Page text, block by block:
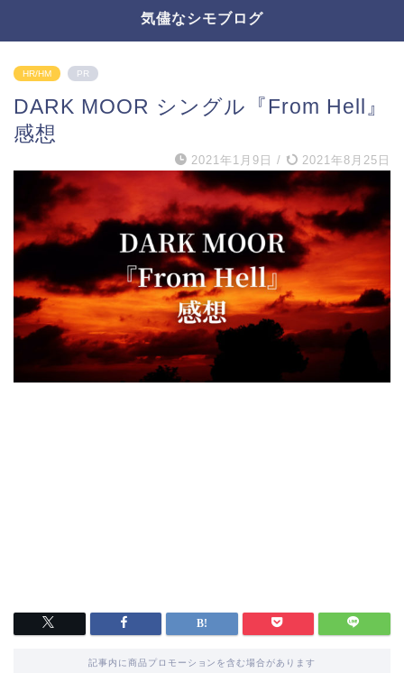
気儘なシモブログ
HR/HM PR
DARK MOOR シングル『From Hell』
感想
2021年1月9日 / 2021年8月25日
記事内に商品プロモーションを含む場合があります